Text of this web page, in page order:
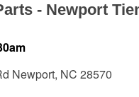
- Newport
Newport, NC 28570